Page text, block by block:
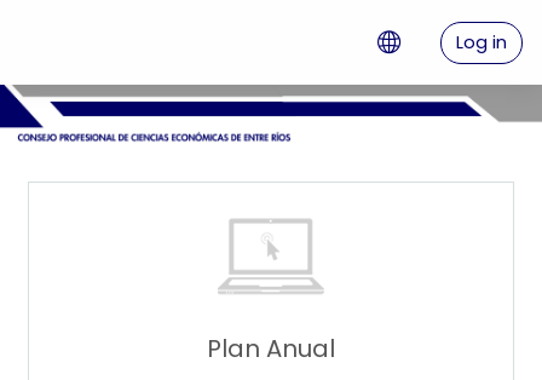
Log in
Plan Anual